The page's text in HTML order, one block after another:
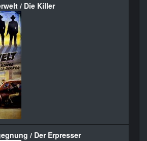
/ Die Killer
/ Der Erpresser